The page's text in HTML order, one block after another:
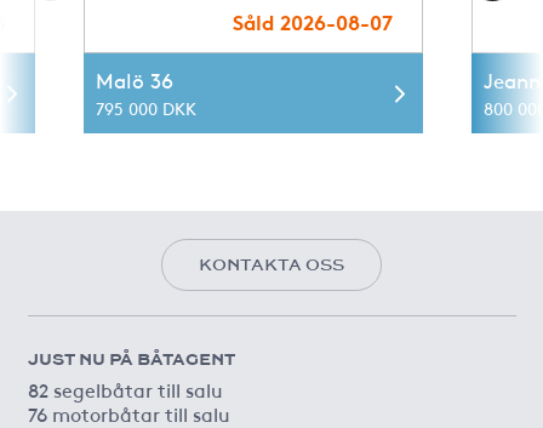
Såld 2026-08-07
Malö 36
795 000 DKK 800
KONTAKTA OSS
JUST NU PÅ BÅTAGENT
82 segelbåtar till salu
76 motorbåtar till salu